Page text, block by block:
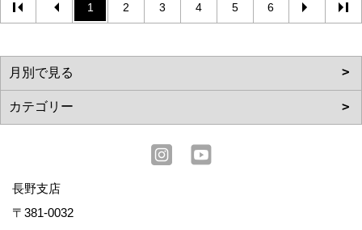
1 2 3 4 5 6
長野支店
〒381-0032